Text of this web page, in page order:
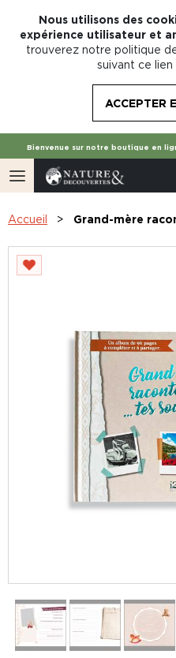
Nous utilisons des
expérience utilisateur et
trouverez notre politique
suivant ce lien
ACCEPTER
Bienvenue sur notre boutique en
Accueil Grand-mère